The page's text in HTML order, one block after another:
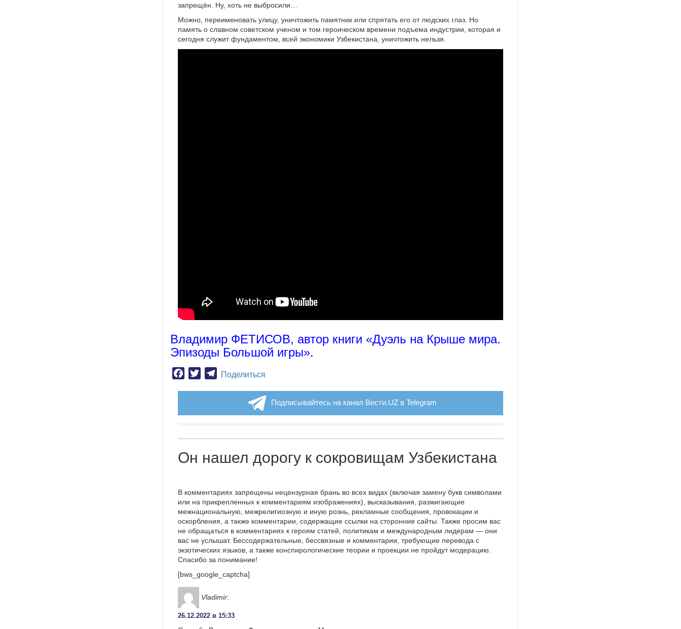
запрещён. Ну, хоть не выбросили…
Можно, переименовать улицу, уничтожить памятник или спрятать его от людских глаз. Но
память о славном советском ученом и том героическом времени подъема индустрии, которая и
сегодня служит фундаментом, всей экономики Узбекистана, уничтожить нельзя.
Владимир ФЕТИСОВ, автор книги «Дуэль на Крыше мира.
Эпизоды Большой игры».
Facebook
TwitterTelegram
Поделиться
Подписывайтесь на канал Вести.UZ в Telegram
Он нашел дорогу к сокровищам Узбекистана
В комментариях запрещены нецензурная брань во всех видах (включая замену букв символами
или на прикрепленных к комментариям изображениях), высказывания, разжигающие
межнациональную, межрелигиозную и иную рознь, рекламные сообщения, провокации и
оскорбления, а также комментарии, содержащие ссылки на сторонние сайты. Также просим вас
не обращаться в комментариях к героям статей, политикам и международным лидерам — они
вас не услышат. Бессодержательные, бессвязные и комментарии, требующие перевода с
экзотических языков, а также конспирологические теории и проекции не пройдут модерацию.
Спасибо за понимание!
[bws_google_captcha]
Vladimir:
26.12.2022 в 15:33